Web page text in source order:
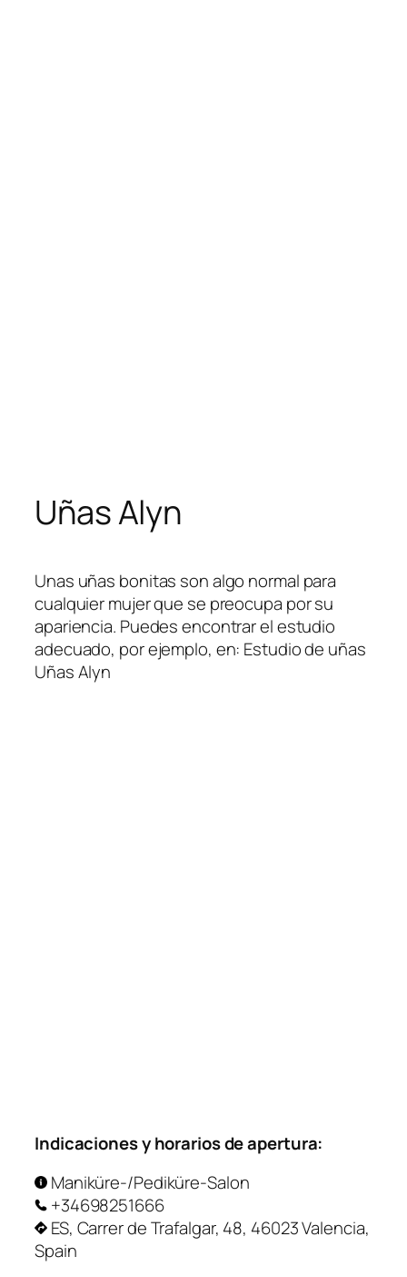
Uñas Alyn
Unas uñas bonitas son algo normal para
cualquier mujer que se preocupa por su
apariencia. Puedes encontrar el estudio
adecuado, por ejemplo, en: Estudio de uñas
Uñas Alyn
Indicaciones y horarios de apertura:
Maniküre-/Pediküre-Salon
+34698251666
ES, Carrer de Trafalgar, 48, 46023 Valencia,
Spain